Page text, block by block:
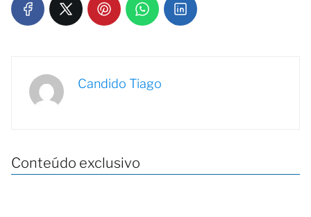
Candido Tiago
Conteúdo exclusivo